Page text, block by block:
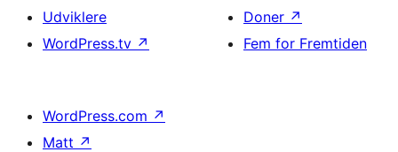
Udviklere
WordPress.tv ↗
Doner ↗
Fem for Fremtiden
WordPress.com ↗
Matt ↗